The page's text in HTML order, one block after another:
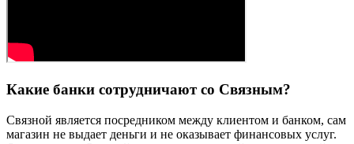
Какие банки сотрудничают со Связным?
Связной является посредником между клиентом и банком, сам
магазин не выдает деньги и не оказывает финансовых услуг.